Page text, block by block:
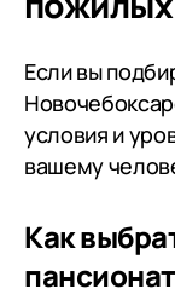
Если вы
условия и
вашему
Как